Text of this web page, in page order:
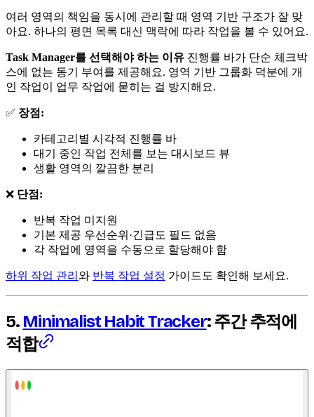
여러 영역의 책임을 동시에 관리할 때 영역 기반 구조가 잘 맞
아요. 하나의 평면 목록 대신 맥락에 따라 작업을 볼 수 있어요.
Task Manager를 선택해야 하는 이유 진행률 바가 단순 체크박
스에 없는 동기 부여를 제공해요. 영역 기반 그룹화 덕분에 개
인 작업이 업무 작업에 묻히는 걸 방지해요.
✅ 장점:
카테고리별 시각적 진행률 바
대기 중인 작업 전체를 보는 대시보드 뷰
생활 영역의 깔끔한 분리
❌ 단점:
반복 작업 미지원
기본 제공 우선순위·긴급도 필드 없음
각 작업에 영역을 수동으로 할당해야 함
하위 작업 관리 와 반복 작업 설정 가이드도 확인해 보세요.
5. Minimalist Habit Tracker: 주간 추적에
적합